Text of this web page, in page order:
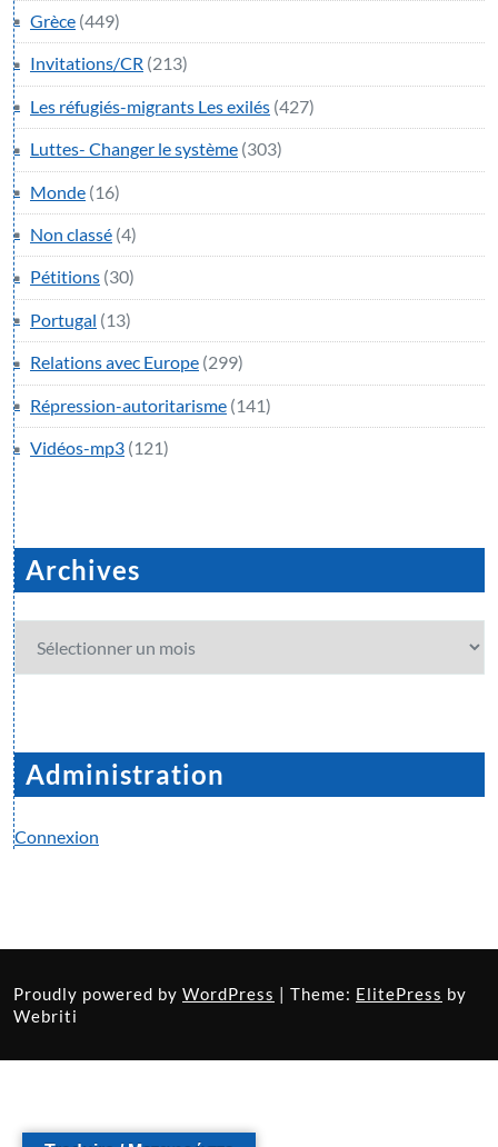
Grèce (449)
Invitations/CR (213)
Les réfugiés-migrants Les exilés (427)
Luttes- Changer le système (303)
Monde (16)
Non classé (4)
Pétitions (30)
Portugal (13)
Relations avec Europe (299)
Répression-autoritarisme (141)
Vidéos-mp3 (121)
Archives
Archives
Administration
Connexion
Proudly powered by WordPress | Theme: ElitePress by
Webriti